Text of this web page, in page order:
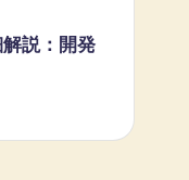
説：開発